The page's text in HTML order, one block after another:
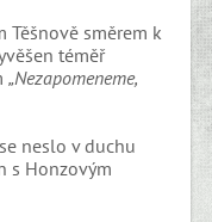
Těšnově směrem k
téměř
„Nezapomeneme,
neslo v duchu
s Honzovým